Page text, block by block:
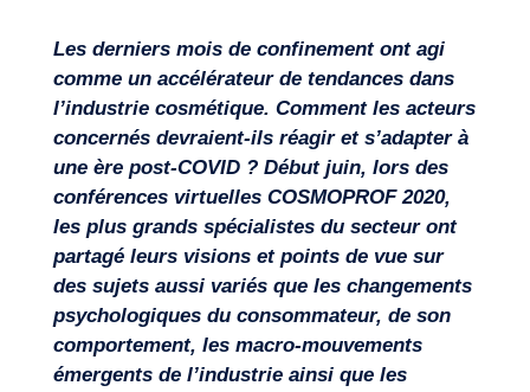
Missions
Les derniers mois de confinement ont agi
comme un accélérateur de tendances dans
l’industrie cosmétique. Comment les acteurs
concernés devraient-ils réagir et s’adapter à
une ère post-COVID ? Début juin, lors des
conférences virtuelles COSMOPROF 2020,
les plus grands spécialistes du secteur ont
partagé leurs visions et points de vue sur
des sujets aussi variés que les changements
psychologiques du consommateur, de son
comportement, les macro-mouvements
émergents de l’industrie ainsi que les